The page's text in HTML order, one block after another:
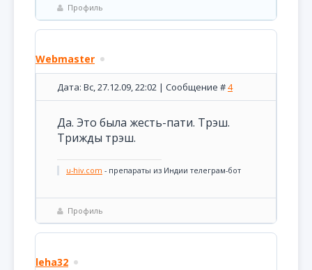
Профиль
Webmaster
Дата: Вс, 27.12.09, 22:02 | Сообщение #4
Да. Это была жесть-пати. Трэш.
Трижды трэш.
u-hiv.com - препараты из Индии телеграм-бот
Профиль
leha32